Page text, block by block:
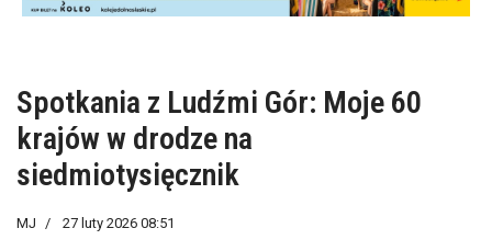
Spotkania z Ludźmi Gór: Moje 60
krajów w drodze na
siedmiotysięcznik
MJ 27 luty 2026 08:51